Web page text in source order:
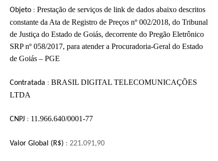
Objeto : Prestação de serviços de link de dados abaixo descritos
constante da Ata de Registro de Preços nº 002/2018, do Tribunal
de Justiça do Estado de Goiás, decorrente do Pregão Eletrônico
SRP nº 058/2017, para atender a Procuradoria-Geral do Estado
de Goiás – PGE
Contratada : BRASIL DIGITAL TELECOMUNICAÇÕES
LTDA
CNPJ : 11.966.640/0001-77
Valor Global (R$) : 221.091,90